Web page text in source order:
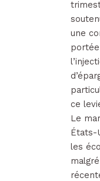
une
ce
Le
États-
les